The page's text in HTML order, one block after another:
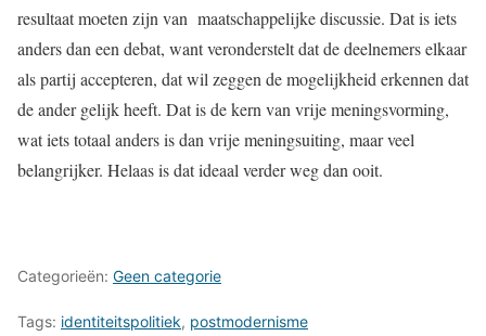
resultaat moeten zijn van maatschappelijke discussie. Dat is iets
anders dan een debat, want veronderstelt dat de deelnemers elkaar
als partij accepteren, dat wil zeggen de mogelijkheid erkennen dat
de ander gelijk heeft. Dat is de kern van vrije meningsvorming,
wat iets totaal anders is dan vrije meningsuiting, maar veel
belangrijker. Helaas is dat ideaal verder weg dan ooit.
Categorieën: Geen categorie
Tags: identiteitspolitiek, postmodernisme